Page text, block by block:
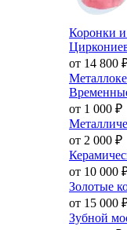
Коронки
от 14 800
от 1 000 ₽
от 2 000 ₽
от 10 000
Золотые
от 15 000
Зубной